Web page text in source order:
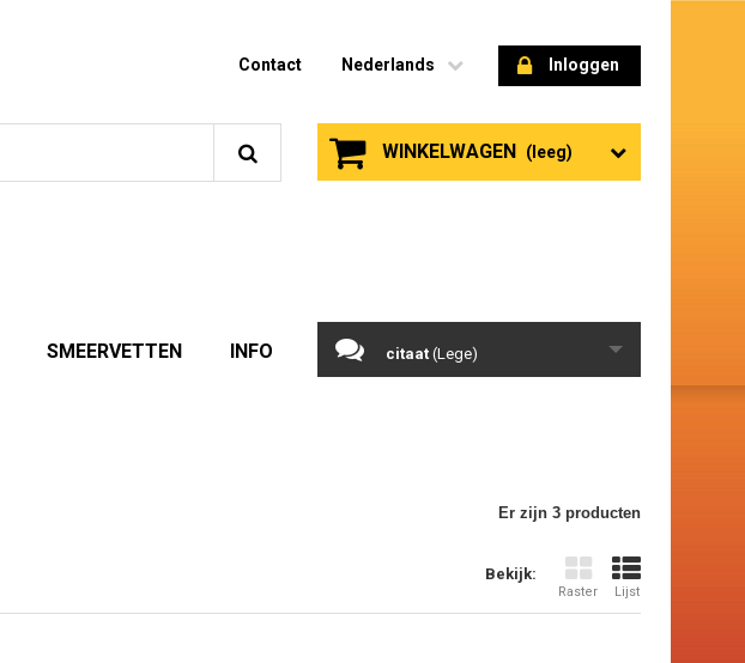
Inloggen
Nederlands
Contact
WINKELWAGEN (leeg)
SMEERVETTEN INFO citaat (Lege)
Er zijn 3 producten
Bekijk:
Raster Lijst